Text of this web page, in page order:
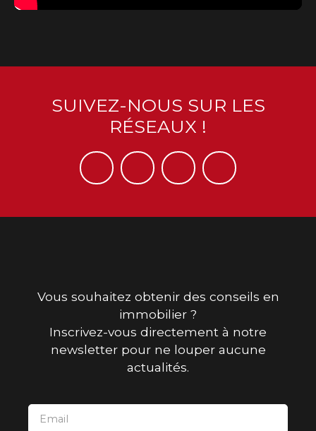
SUIVEZ-NOUS SUR LES
RÉSEAUX !
Vous souhaitez obtenir des conseils en
immobilier ?
Inscrivez-vous directement à notre
newsletter pour ne louper aucune
actualités.
Email